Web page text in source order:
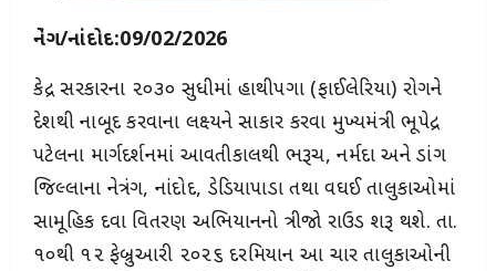
નેત્રંગ/નાંદોદ:09/02/2026
કેન્દ્ર સરકારના ૨૦૩૦ સુધીમાં હાથીપગા (ફાઈલેરિયા) રોગને
દેશથી નાબૂદ કરવાના લક્ષ્યને સાકાર કરવા મુખ્યમંત્રી ભૂપેન્દ્ર
પટેલના માર્ગદર્શનમાં આવતીકાલથી ભરૂચ, નર્મદા અને ડાંગ
જિલ્લાના નેત્રંગ, નાંદોદ, ડેડિયાપાડા તથા વઘઈ તાલુકાઓમાં
સામૂહિક દવા વિતરણ અભિયાનનો ત્રીજો રાઉન્ડ શરૂ થશે. તા.
૧૦થી ૧૨ ફેબ્રુઆરી ૨૦૨૬ દરમિયાન આ ચાર તાલુકાઓની